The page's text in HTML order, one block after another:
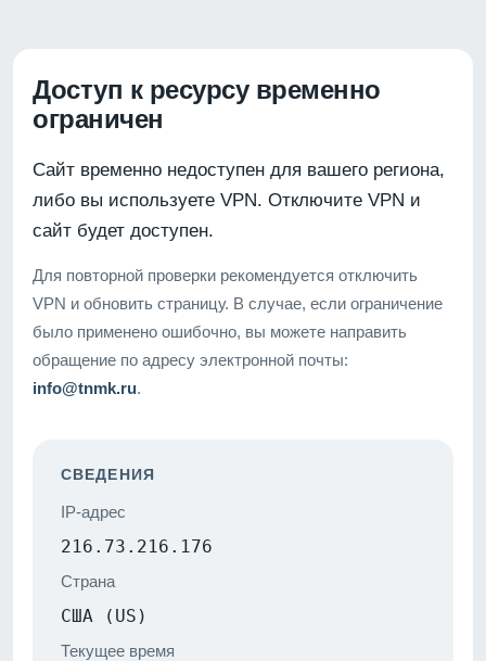
Доступ к ресурсу временно
ограничен
Сайт временно недоступен для вашего региона,
либо вы используете VPN. Отключите VPN и
сайт будет доступен.
Для повторной проверки рекомендуется отключить
VPN и обновить страницу. В случае, если ограничение
было применено ошибочно, вы можете направить
обращение по адресу электронной почты:
info@tnmk.ru.
СВЕДЕНИЯ
IP-адрес
216.73.216.176
Страна
США (US)
Текущее время